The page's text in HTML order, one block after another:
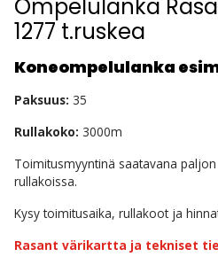
Ompelulanka
1277 t.ruskea
Koneompelulanka
Paksuus: 35
Rullakoko: 3000m
Toimitusmyyntinä saatavana
rullakoissa.
Kysy toimitusaika, rullakoot ja
Rasant värikartta ja tekniset